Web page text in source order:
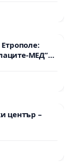
МЕД”
всички
център –